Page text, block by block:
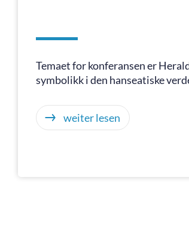
Temaet for konferansen er
symbolikk i den hanseatiske
weiter lesen